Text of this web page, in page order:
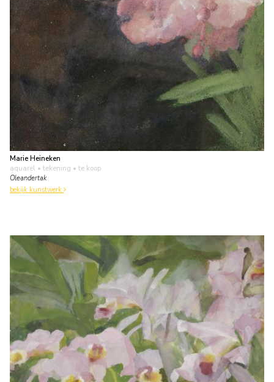
Marie Heineken
aquarel • tekening • te koop
Oleandertak
bekijk kunstwerk